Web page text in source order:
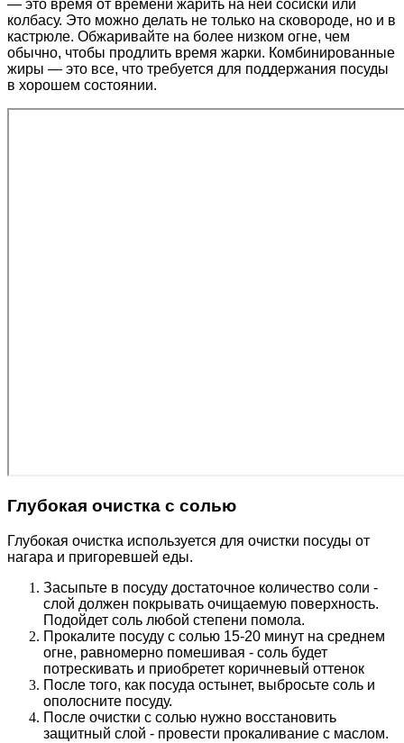
— это время от времени жарить на ней сосиски или
колбасу. Это можно делать не только на сковороде, но и в
кастрюле. Обжаривайте на более низком огне, чем
обычно, чтобы продлить время жарки. Комбинированные
жиры — это все, что требуется для поддержания посуды
в хорошем состоянии.
Глубокая очистка с солью
Глубокая очистка используется для очистки посуды от
нагара и пригоревшей еды.
Засыпьте в посуду достаточное количество соли -
слой должен покрывать очищаемую поверхность.
Подойдет соль любой степени помола.
Прокалите посуду с солью 15-20 минут на среднем
огне, равномерно помешивая - соль будет
потрескивать и приобретет коричневый оттенок
После того, как посуда остынет, выбросьте соль и
ополосните посуду.
После очистки с солью нужно восстановить
защитный слой - провести прокаливание с маслом.